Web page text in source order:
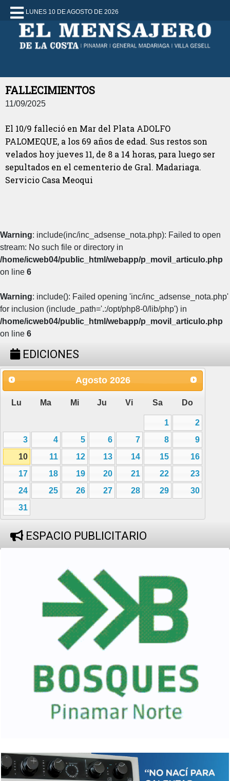
LUNES 10 DE AGOSTO DE 2026
FALLECIMIENTOS
11/09/2025
El 10/9 falleció en Mar del Plata ADOLFO
PALOMEQUE, a los 69 años de edad. Sus restos son
velados hoy jueves 11, de 8 a 14 horas, para luego ser
sepultados en el cementerio de Gral. Madariaga.
Servicio Casa Meoqui
Warning: include(inc/inc_adsense_nota.php): Failed to open
stream: No such file or directory in
/home/icweb04/public_html/webapp/p_movil_articulo.php
on line 6
Warning: include(): Failed opening 'inc/inc_adsense_nota.php'
for inclusion (include_path='.:/opt/php8-0/lib/php') in
/home/icweb04/public_html/webapp/p_movil_articulo.php
on line 6
EDICIONES
Agosto 2026
Lu Ma Mi Ju Vi Sa Do
1
2
3
4 5 6 7 8
9
10
11 12 13 14 15
16
17
18 19 20 21 22
23
24
25 26 27 28 29
30
31
ESPACIO PUBLICITARIO